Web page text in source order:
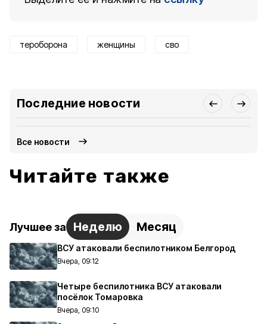
тероборона женщины сво
Последние новости
Все новости
Читайте также
Лучшее за Неделю Месяц
ВСУ атаковали беспилотником Белгород
Вчера, 09:12
Четыре беспилотника ВСУ атаковали
посёлок Томаровка
Вчера, 09:10